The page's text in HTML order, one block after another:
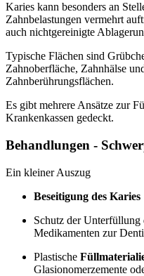
Karies kann besonders an
Zahnbelastungen vermehrt
auch nichtgereinigte
Typische Flächen sind
Zahnoberfläche, Zahnhälse
Zahnberührungsflächen.
Es gibt mehrere Ansätze zur
Krankenkassen gedeckt.
Behandlungen -
Ein kleiner Auszug
Beseitigung des Karies
Schutz der
Medikamenten zur
Plastische
Glasionomerzemente